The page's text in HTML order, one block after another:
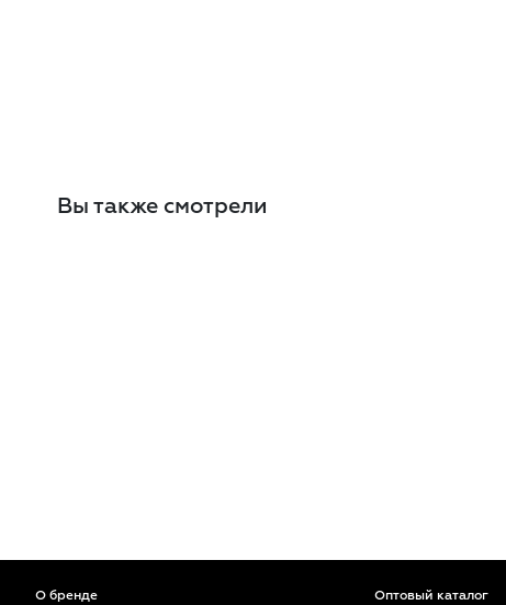
Вы также смотрели
О бренде Оптовый каталог